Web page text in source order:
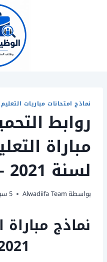
نماذج امتحانات مباريات التعليم
روابط
مباراة
لسنة 2021 – 2022
بواسطةAlwadiifa Team 5 سبتمبر، 2021
نماذج مباراة
2022